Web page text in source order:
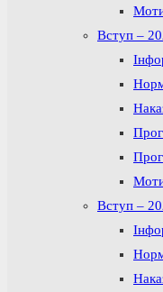
Вступ –
Вступ –